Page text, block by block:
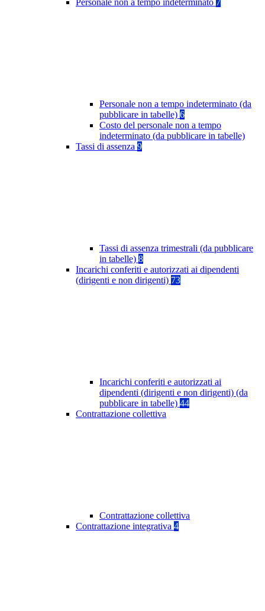
Personale non a tempo indeterminato 7
Personale non a tempo indeterminato (da
pubblicare in tabelle) 6
Costo del personale non a tempo
indeterminato (da pubblicare in tabelle)
Tassi di assenza 9
Tassi di assenza trimestrali (da pubblicare
in tabelle) 8
Incarichi conferiti e autorizzati ai dipendenti
(dirigenti e non dirigenti) 73
Incarichi conferiti e autorizzati ai
dipendenti (dirigenti e non dirigenti) (da
pubblicare in tabelle) 44
Contrattazione collettiva
Contrattazione collettiva
Contrattazione integrativa 4